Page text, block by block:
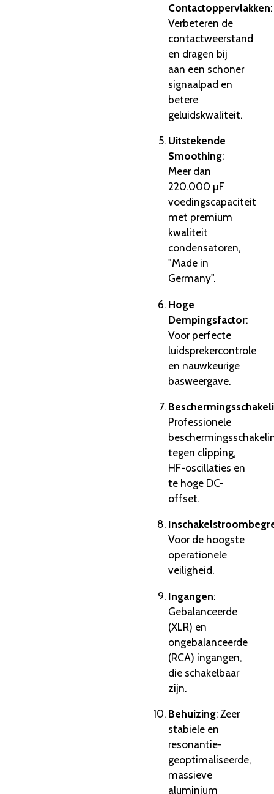
Contactoppervlakken:
Verbeteren de
contactweerstand
en dragen bij
aan een schoner
signaalpad en
betere
geluidskwaliteit.
Uitstekende
Smoothing:
Meer dan
220.000 µF
voedingscapaciteit
met premium
kwaliteit
condensatoren,
"Made in
Germany".
Hoge
Dempingsfactor:
Voor perfecte
luidsprekercontrole
en nauwkeurige
basweergave.
Professionele
tegen clipping,
HF-oscillaties en
te hoge DC-
offset.
Voor de hoogste
operationele
veiligheid.
Ingangen:
Gebalanceerde
(XLR) en
ongebalanceerde
(RCA) ingangen,
die schakelbaar
zijn.
Behuizing: Zeer
stabiele en
resonantie-
geoptimaliseerde,
massieve
aluminium